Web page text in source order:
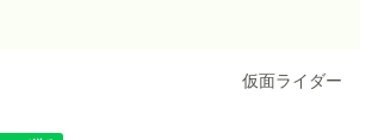
仮面ライダー